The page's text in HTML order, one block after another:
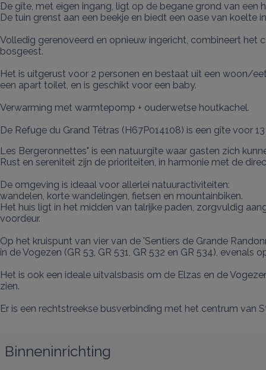
De gîte, met eigen ingang, ligt op de begane grond van een
De tuin grenst aan een beekje en biedt een oase van koelte
Volledig gerenoveerd en opnieuw ingericht, combineert
bosgeest.
Het is uitgerust voor 2 personen en bestaat uit een woon/
een apart toilet, en is geschikt voor een baby.
Verwarming met warmtepomp + ouderwetse houtkachel.
De Refuge du Grand Tétras (H67P014108) is een gîte voor
Les Bergeronnettes" is een natuurgîte waar gasten zich
Rust en sereniteit zijn de prioriteiten, in harmonie met de
De omgeving is ideaal voor allerlei natuuractiviteiten:
wandelen, korte wandelingen, fietsen en mountainbiken.
Het huis ligt in het midden van talrijke paden, zorgvuldig
voordeur.
Op het kruispunt van vier van de 'Sentiers de Grande
in de Vogezen (GR 53, GR 531, GR 532 en GR 534),
Het is ook een ideale uitvalsbasis om de Elzas en de
zien.
Er is een rechtstreekse busverbinding met het centrum van
Binneninrichting